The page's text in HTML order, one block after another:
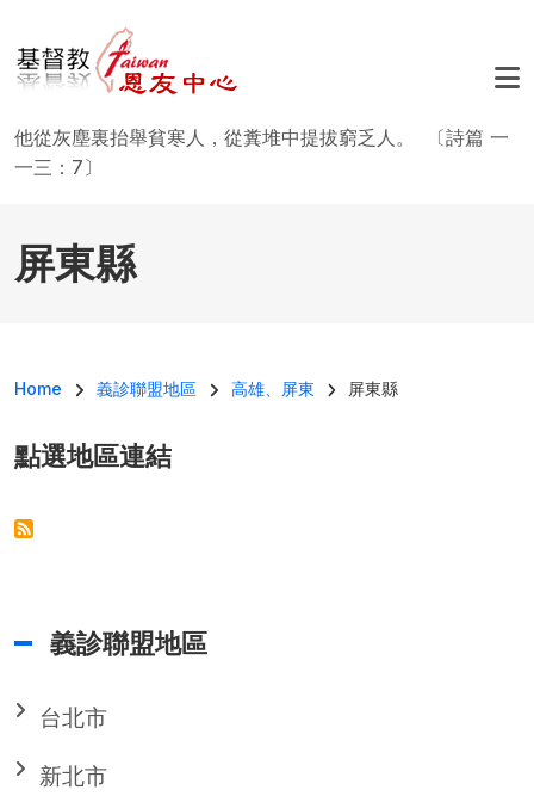
他從灰塵裏抬舉貧寒人，從糞堆中提拔窮乏人。 〔詩篇 一
一三：7〕
屏東縣
導航連結
Home 義診聯盟地區 高雄、屏東 屏東縣
點選地區連結
義診聯盟地區
台北市
新北市